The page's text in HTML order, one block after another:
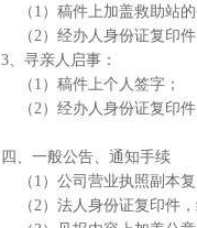
（1）稿件上加盖救助站
（2）经办人身份证复印
3、寻亲人启事：
（1）稿件上个人签字；
（2）经办人身份证复印
四、一般公告、通知手续
（1）公司营业执照副本
（2）法人身份证复印件